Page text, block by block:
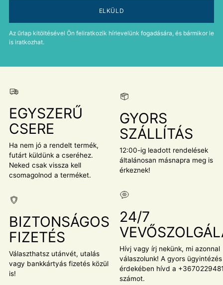
ELKÜLD
Az űrlap kitöltésével Ön feliratkozik hírlevelünk fogadására, és bármikor le
is iratkozhat.
EGYSZERŰ
CSERE
Ha nem jó a rendelt termék,
futárt küldünk a cseréhez.
Neked csak vissza kell
csomagolnod a terméket.
GYORS
SZÁLLÍTÁS
12:00-ig leadott rendelések
általánosan másnapra meg is
érkeznek!
BIZTONSÁGOS
FIZETÉS
Választhatsz utánvét, utalás
vagy bankkártyás fizetés közül
is!
24/7
Hívj vagy írj nekünk, mi azonnal
válaszolunk! A gyors ügyintézés
érdekében hívd a
számot.